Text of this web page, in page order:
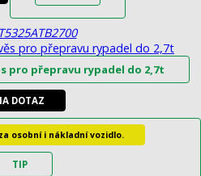
pro přepravu rypadel do 2,7t
DOTAZ
osobní i nákladní vozidlo.
TIP